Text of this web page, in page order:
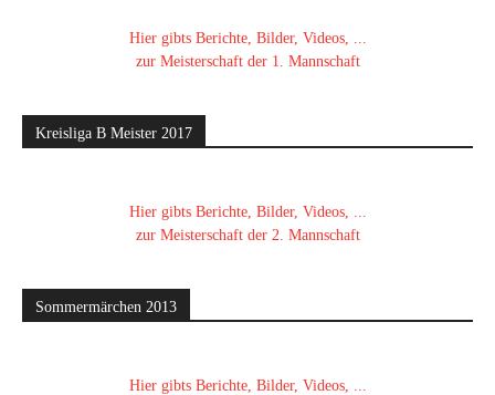
Hier gibts Berichte, Bilder, Videos, ...
zur Meisterschaft der 1. Mannschaft
Kreisliga B Meister 2017
Hier gibts Berichte, Bilder, Videos, ...
zur Meisterschaft der 2. Mannschaft
Sommermärchen 2013
Hier gibts Berichte, Bilder, Videos, ...